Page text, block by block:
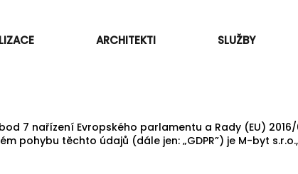
ARCHITEKTI SLUŽBY
7 nařízení Evropského parlamentu a Rady (EU)
pohybu těchto údajů (dále jen: „GDPR”) je M-byt